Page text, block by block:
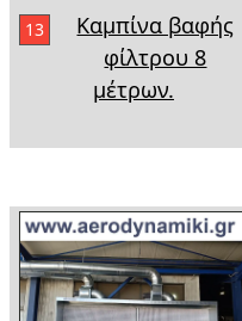
13
Καμπίνα βαφής
φίλτρου 8
μέτρων.